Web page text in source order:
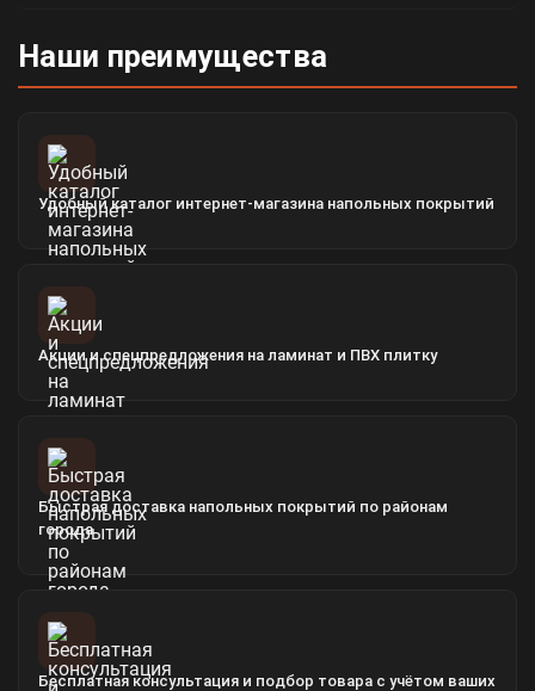
Наши преимущества
Удобный каталог интернет-магазина напольных покрытий
Акции и спецпредложения на ламинат и ПВХ плитку
Быстрая доставка напольных покрытий по районам
города
Бесплатная консультация и подбор товара с учётом ваших